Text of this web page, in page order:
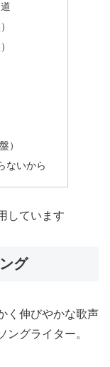
）
ないから
しています
グ
く伸びやかな歌声
ングライター。